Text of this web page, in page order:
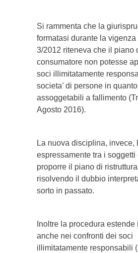
Si rammenta che la
formatasi durante la
3/2012 riteneva che il piano
consumatore non potesse
soci illimitatamente
societa’ di persone in quanto
assoggetabili a fallimento
Agosto 2016).
La nuova disciplina, invece,
espressamente tra i
proporre il piano di
risolvendo il dubbio
sorto in passato.
Inoltre la procedura estende
anche nei confronti dei soci
illimitatamente responsabili